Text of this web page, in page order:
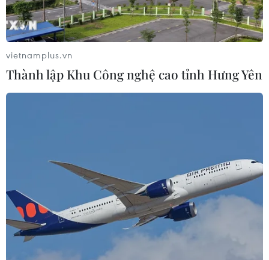
TIN CÙNG CHUYÊN MỤC
Cà Mau quảng bá thương hiệu, kết
nối đầu tư, đưa ngành tôm phát triển
bền vững
07/08/2026 03:04
vietnamplus.vn
Thành lập Khu Công nghệ cao tỉnh Hưng Yên